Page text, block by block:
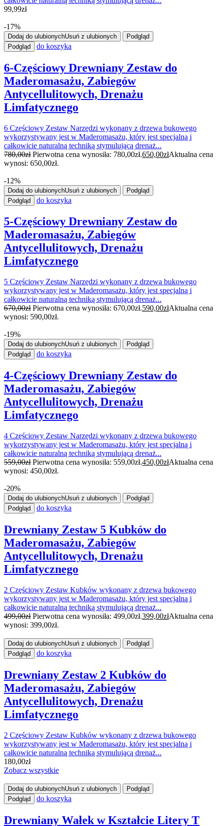
99,99zł
-17%
Dodaj do ulubionychUsuń z ulubionych
Podgląd
Podgląd
do koszyka
6-Częściowy Drewniany Zestaw do
Maderomasażu, Zabiegów
Antycellulitowych, Drenażu
Limfatycznego
6 Częściowy Zestaw Narzędzi wykonany z drzewa bukowego
wykorzystywany jest w Maderomasażu, który jest specjalną i
całkowicie naturalną techniką stymulującą drenaż...
780,00zł Pierwotna cena wynosiła: 780,00zł.650,00złAktualna cena
wynosi: 650,00zł.
-12%
Dodaj do ulubionychUsuń z ulubionych
Podgląd
Podgląd
do koszyka
5-Częściowy Drewniany Zestaw do
Maderomasażu, Zabiegów
Antycellulitowych, Drenażu
Limfatycznego
5 Częściowy Zestaw Narzędzi wykonany z drzewa bukowego
wykorzystywany jest w Maderomasażu, który jest specjalną i
całkowicie naturalną techniką stymulującą drenaż...
670,00zł Pierwotna cena wynosiła: 670,00zł.590,00złAktualna cena
wynosi: 590,00zł.
-19%
Dodaj do ulubionychUsuń z ulubionych
Podgląd
Podgląd
do koszyka
4-Częściowy Drewniany Zestaw do
Maderomasażu, Zabiegów
Antycellulitowych, Drenażu
Limfatycznego
4 Częściowy Zestaw Narzędzi wykonany z drzewa bukowego
wykorzystywany jest w Maderomasażu, który jest specjalną i
całkowicie naturalną techniką stymulującą drenaż...
559,00zł Pierwotna cena wynosiła: 559,00zł.450,00złAktualna cena
wynosi: 450,00zł.
-20%
Dodaj do ulubionychUsuń z ulubionych
Podgląd
Podgląd
do koszyka
Drewniany Zestaw 5 Kubków do
Maderomasażu, Zabiegów
Antycellulitowych, Drenażu
Limfatycznego
2 Częściowy Zestaw Kubków wykonany z drzewa bukowego
wykorzystywany jest w Maderomasażu, który jest specjalną i
całkowicie naturalną techniką stymulującą drenaż...
499,00zł Pierwotna cena wynosiła: 499,00zł.399,00złAktualna cena
wynosi: 399,00zł.
Dodaj do ulubionychUsuń z ulubionych
Podgląd
Podgląd
do koszyka
Drewniany Zestaw 2 Kubków do
Maderomasażu, Zabiegów
Antycellulitowych, Drenażu
Limfatycznego
2 Częściowy Zestaw Kubków wykonany z drzewa bukowego
wykorzystywany jest w Maderomasażu, który jest specjalną i
całkowicie naturalną techniką stymulującą drenaż...
180,00zł
Zobacz wszystkie
Dodaj do ulubionychUsuń z ulubionych
Podgląd
Podgląd
do koszyka
Drewniany Wałek w Kształcie Litery T